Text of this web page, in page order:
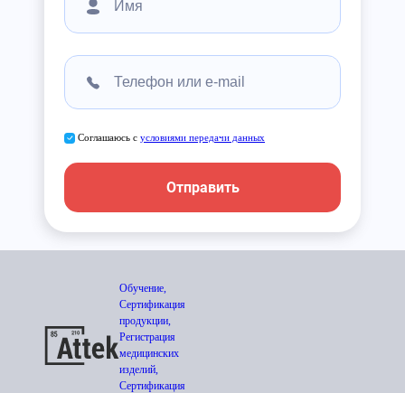
Соглашаюсь с условиями передачи данных
Отправить
Обучение,
Сертификация
продукции,
Регистрация
медицинских
изделий,
Сертификация